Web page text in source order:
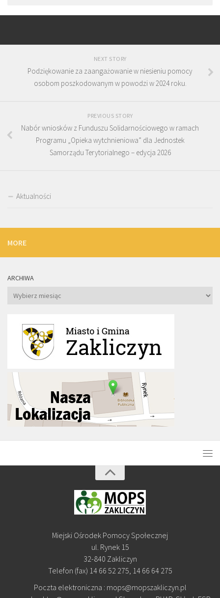
NEXT STORY
Podziękowanie za zaangażowanie w niesieniu pomocy
osobom poszkodowanym w powodzi w 2024 roku.
PREVIOUS STORY
Nabór wniosków z Funduszu Solidarnościowego w ramach
Programu „Opieka wytchnieniowa” dla Jednostek
Samorządu Terytorialnego – edycja 2026
Aktualności
MORE
ARCHIWA
Archiwa
Miejski Ośrodek Pomocy Społecznej
ul. Rynek 15
32-840 Zakliczyn
Telefon (fax) 14 66 52 275, 14 66 64 275
Poczta elektroniczna : mops@mopszakliczyn.pl